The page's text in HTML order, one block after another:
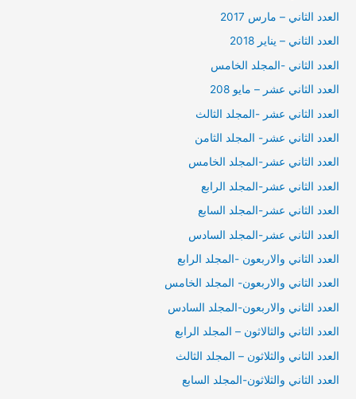
العدد الثاني – مارس 2017
العدد الثاني – يناير 2018
العدد الثاني -المجلد الخامس
العدد الثاني عشر – مايو 208
العدد الثاني عشر -المجلد الثالث
العدد الثاني عشر- المجلد الثامن
العدد الثاني عشر-المجلد الخامس
العدد الثاني عشر-المجلد الرابع
العدد الثاني عشر-المجلد السابع
العدد الثاني عشر-المجلد السادس
العدد الثاني والاربعون -المجلد الرابع
العدد الثاني والاربعون- المجلد الخامس
العدد الثاني والاربعون-المجلد السادس
العدد الثاني والثالاثون – المجلد الرابع
العدد الثاني والثلاثون – المجلد الثالث
العدد الثاني والثلاثون-المجلد السابع